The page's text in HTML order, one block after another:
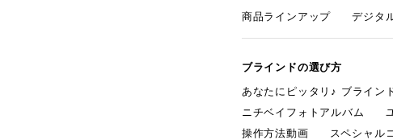
商品ラインアップ
デジタ
ブラインドの選び方
あなたにピッタリ♪ ブライン
ニチベイフォトアルバム
操作方法動画
スペシャル